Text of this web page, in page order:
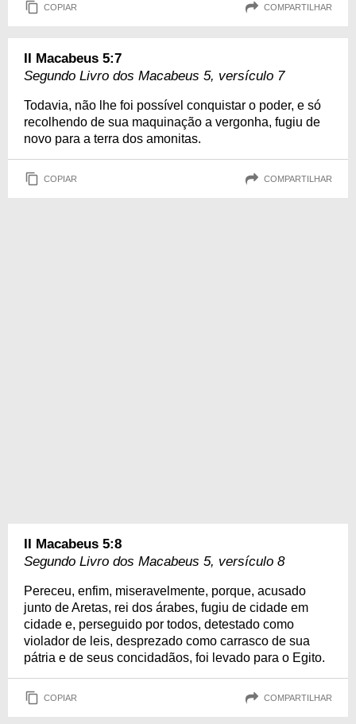
COPIAR COMPARTILHAR
II Macabeus 5:7
Segundo Livro dos Macabeus 5, versículo 7
Todavia, não lhe foi possível conquistar o poder, e só
recolhendo de sua maquinação a vergonha, fugiu de
novo para a terra dos amonitas.
COPIAR COMPARTILHAR
II Macabeus 5:8
Segundo Livro dos Macabeus 5, versículo 8
Pereceu, enfim, miseravelmente, porque, acusado
junto de Aretas, rei dos árabes, fugiu de cidade em
cidade e, perseguido por todos, detestado como
violador de leis, desprezado como carrasco de sua
pátria e de seus concidadãos, foi levado para o Egito.
COPIAR COMPARTILHAR